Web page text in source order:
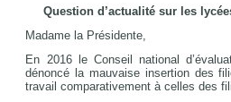
Question d’actualité sur les
Madame la Présidente,
En 2016 le Conseil national
dénoncé la mauvaise insertion des
travail comparativement à celles des